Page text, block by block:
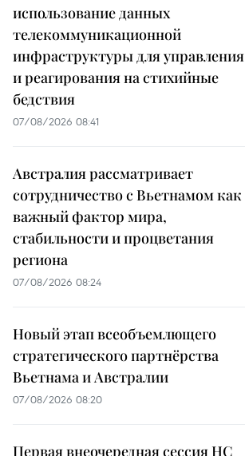
использование данных
телекоммуникационной
инфраструктуры для управления
и реагирования на стихийные
бедствия
07/08/2026 08:41
Австралия рассматривает
сотрудничество с Вьетнамом как
важный фактор мира,
стабильности и процветания
региона
07/08/2026 08:24
Новый этап всеобъемлющего
стратегического партнёрства
Вьетнама и Австралии
07/08/2026 08:20
Первая внеочередная сессия НС